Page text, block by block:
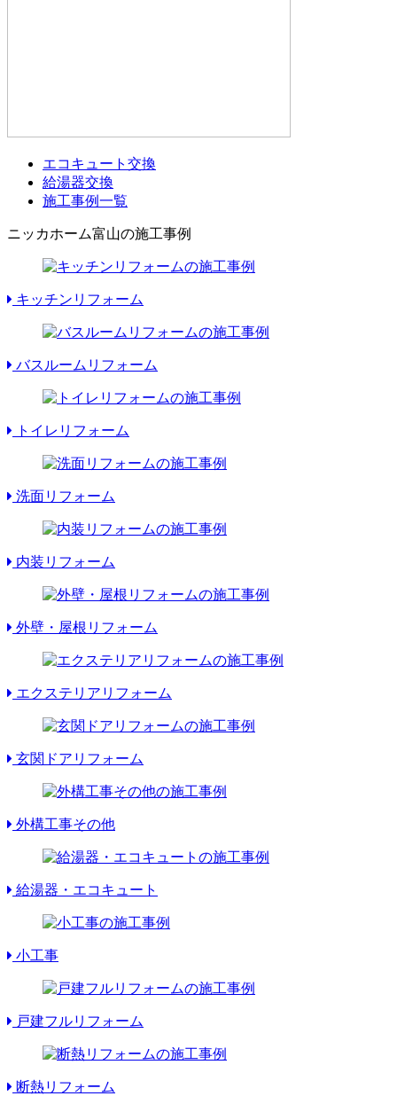
エコキュート交換
給湯器交換
施工事例一覧
ニッカホーム富山の施工事例
キッチンリフォーム
バスルームリフォーム
トイレリフォーム
洗面リフォーム
内装リフォーム
外壁・屋根リフォーム
エクステリアリフォーム
玄関ドアリフォーム
外構工事その他
給湯器・エコキュート
小工事
戸建フルリフォーム
断熱リフォーム